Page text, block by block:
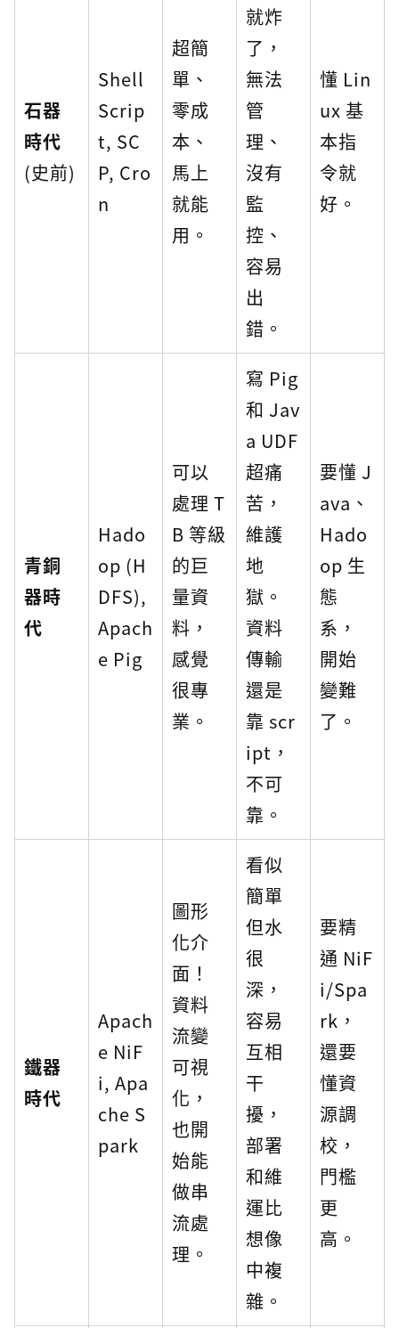
石器
時代
(史前)
Shell
Scrip
t, SC
P, Cro
n
超簡
單、
零成
本、
馬上
就能
用。
就炸
了，
無法
管
理、
沒有
監
控、
容易
出
錯。
懂 Lin
ux 基
本指
令就
好。
青銅
器時
代
Hado
op (H
DFS),
Apach
e Pig
可以
處理 T
B 等級
的巨
量資
料，
感覺
很專
業。
寫 Pig
和 Jav
a UDF
超痛
苦，
維護
地
獄。
資料
傳輸
還是
靠 scr
ipt，
不可
靠。
要懂 J
ava、
Hado
op 生
態
系，
開始
變難
了。
鐵器
時代
Apach
e NiF
i, Apa
che S
park
圖形
化介
面！
資料
流變
可視
化，
也開
始能
做串
流處
理。
看似
簡單
但水
很
深，
容易
互相
干
擾，
部署
和維
運比
想像
中複
雜。
要精
通 NiF
i/Spa
rk，
還要
懂資
源調
校，
門檻
更
高。